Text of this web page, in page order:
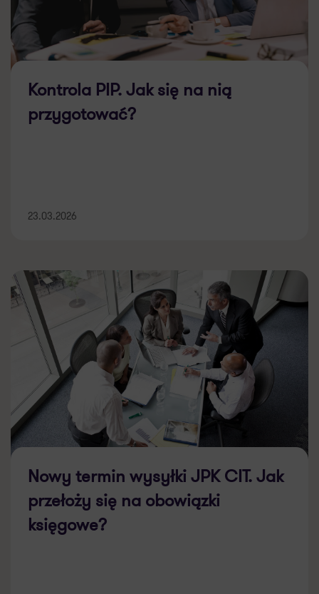
Kontrola PIP. Jak się na nią
przygotować?
23.03.2026
Nowy termin wysyłki JPK CIT. Jak
przełoży się na obowiązki
księgowe?